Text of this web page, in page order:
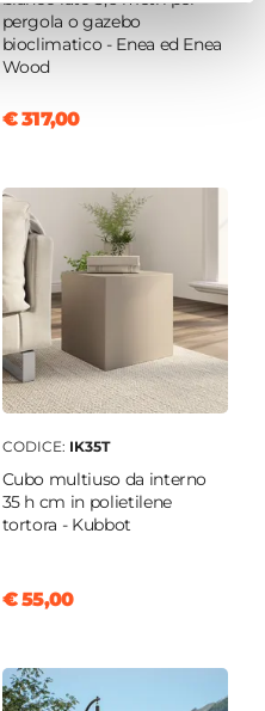
pergola o gazebo
bioclimatico - Enea ed Enea
Wood
€ 317,00
CODICE: IK35T
Cubo multiuso da interno
35 h cm in polietilene
tortora - Kubbot
€ 55,00